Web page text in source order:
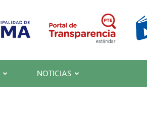
NOTICIAS